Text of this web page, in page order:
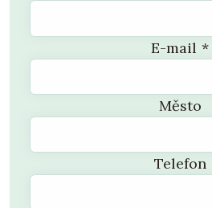
E-mail *
Město
Telefon